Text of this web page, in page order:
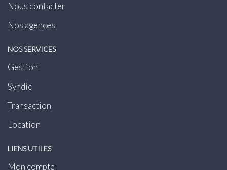
Nous contacter
Nos agences
NOS SERVICES
Gestion
Syndic
Transaction
Location
LIENS UTILES
Mon compte